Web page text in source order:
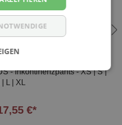
- Inkontinenzpants - XS | S |
| L | XL
€*